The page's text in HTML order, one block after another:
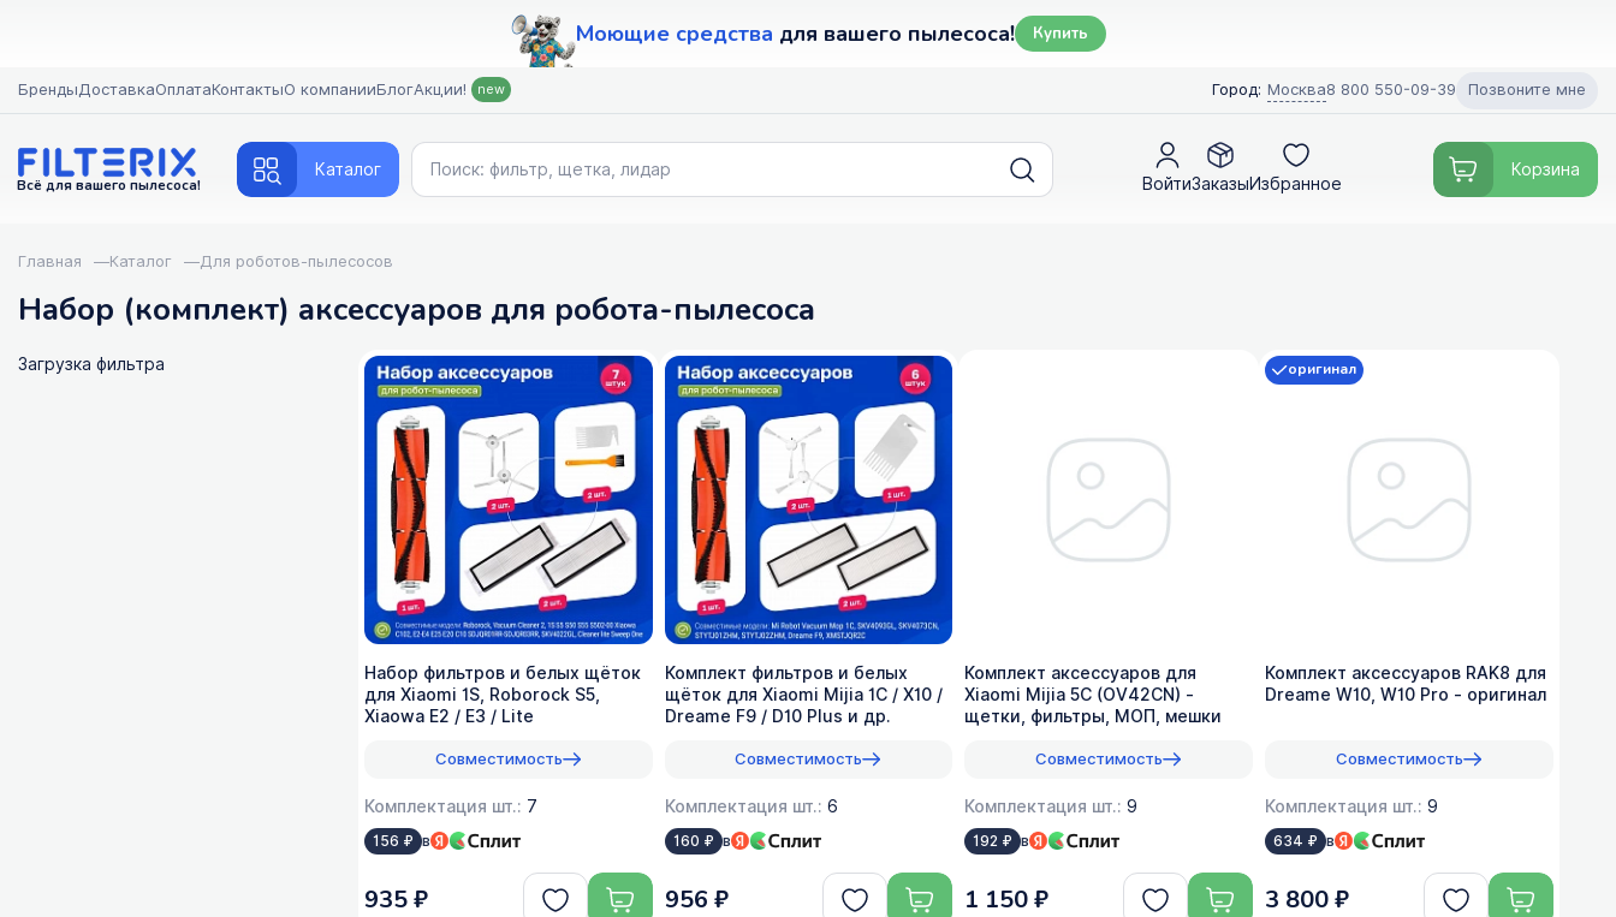
Моющие средства для вашего пылесоса! Купить
БрендыДоставкаОплатаКонтактыО компанииБлогАкции! new Город: Москва8 800 550-09-39 Позвоните мне
Всё для вашего пылесоса!
Каталог
ВойтиЗаказыИзбранное
Корзина
Главная —Каталог —Для роботов-пылесосов
Набор (комплект) аксессуаров для робота-пылесоса
Загрузка фильтра
Набор фильтров и белых щёток
для Xiaomi 1S, Roborock S5,
Xiaowa E2 / E3 / Lite
Совместимость
Комплектация шт.: 7
156 ₽ в
935 ₽
Комплект фильтров и белых
щёток для Xiaomi Mijia 1C / X10 /
Dreame F9 / D10 Plus и др.
Совместимость
Комплектация шт.: 6
160 ₽ в
956 ₽
Комплект аксессуаров для
Xiaomi Mijia 5C (OV42CN) -
щетки, фильтры, МОП, мешки
Совместимость
Комплектация шт.:9
192 ₽ в
1 150 ₽
Комплект аксессуаров RAK8 для
Dreame W10, W10 Pro - оригинал
Совместимость
Комплектация шт.:9
634 ₽ в
оригинал
3 800 ₽